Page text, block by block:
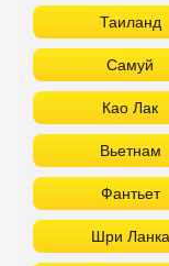
Шри Ланка
Мальдивы
ТОП
Турция